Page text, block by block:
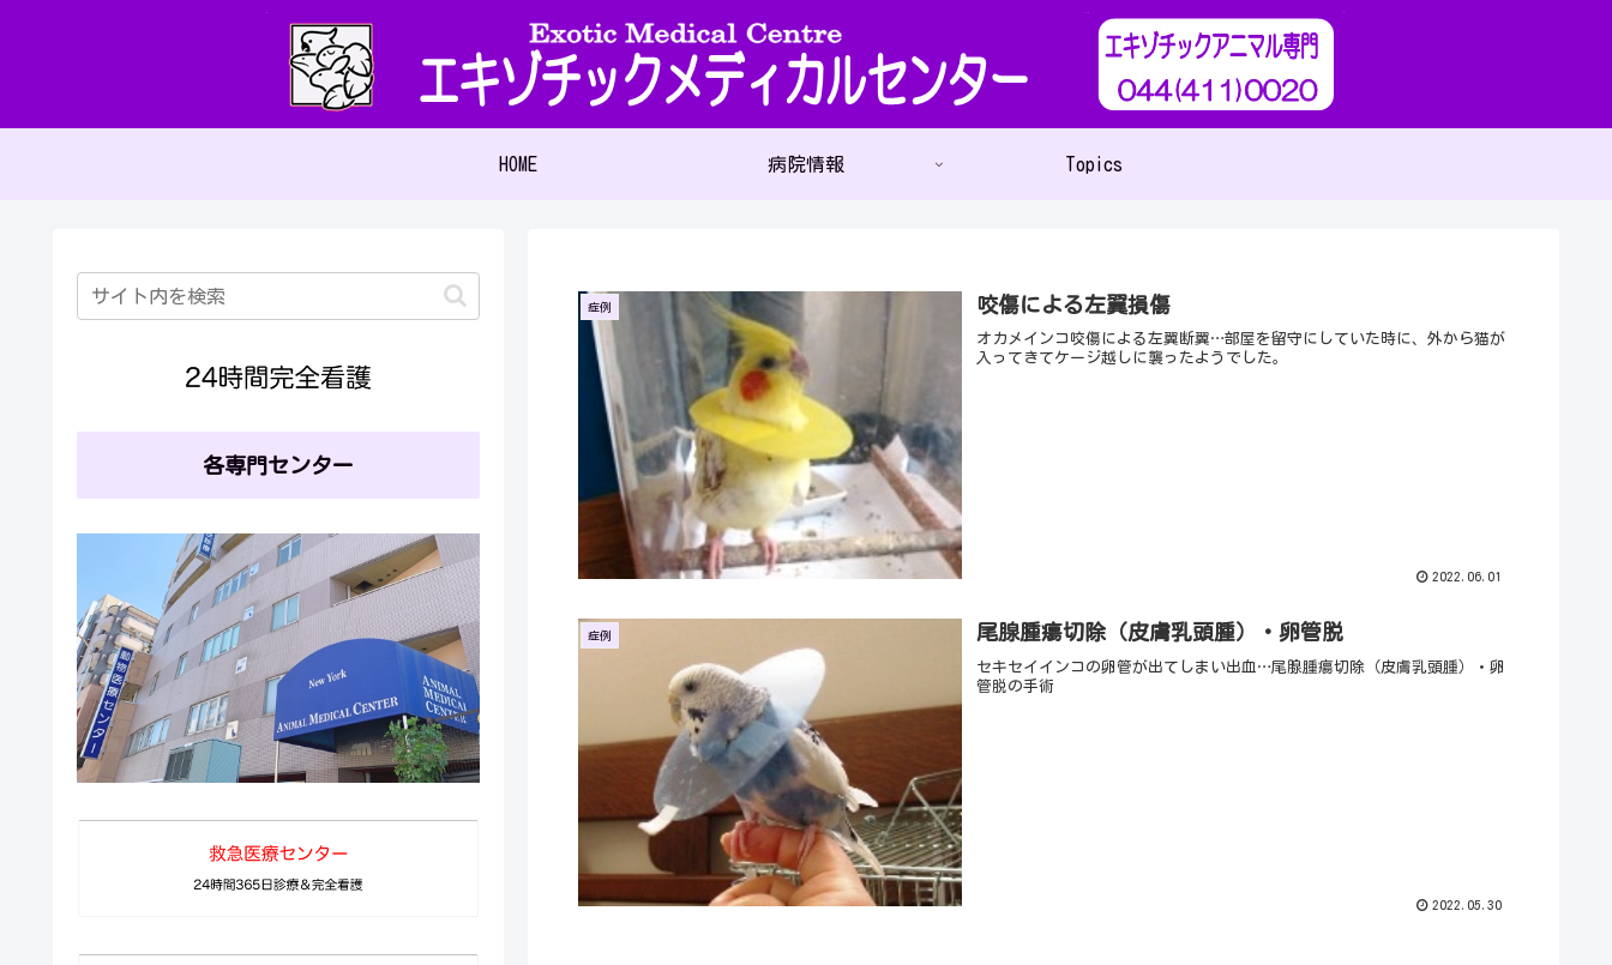
HOME 病院情報 Topics
症例 咬傷による左翼損傷
オカメインコ咬傷による左翼断翼…部屋を留守にしていた時に、外から猫が
入ってきてケージ越しに襲ったようでした。
2022.06.01
症例 尾腺腫瘍切除（皮膚乳頭腫）・卵管脱
セキセイインコの卵管が出てしまい出血…尾腺腫瘍切除（皮膚乳頭腫）・卵
管脱の手術
2022.05.30
各専門センター